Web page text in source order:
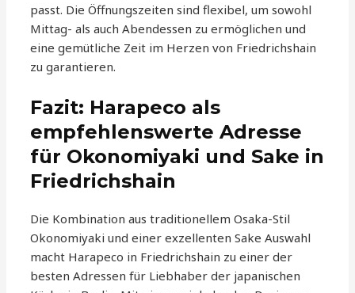
passt. Die Öffnungszeiten sind flexibel, um sowohl
Mittag- als auch Abendessen zu ermöglichen und
eine gemütliche Zeit im Herzen von Friedrichshain
zu garantieren.
Fazit: Harapeco als
empfehlenswerte Adresse
für Okonomiyaki und Sake in
Friedrichshain
Die Kombination aus traditionellem Osaka-Stil
Okonomiyaki und einer exzellenten Sake Auswahl
macht Harapeco in Friedrichshain zu einer der
besten Adressen für Liebhaber der japanischen